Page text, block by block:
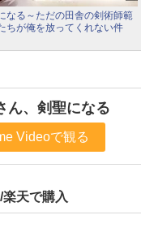
なる～ただの田舎の剣術師範
ちが俺を放ってくれない件
ん、剣聖になる
Videoで観る
天で購入